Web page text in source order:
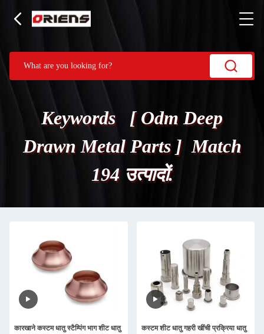
Keywords [ Odm Deep
Drawn Metal Parts ] Match
194 उत्पादों.
कारखाने कस्टम धातु स्टैम्पिंग भाग शीट धातु
कस्टम शीट धातु गहरी खींची प्रक्रिया धातु